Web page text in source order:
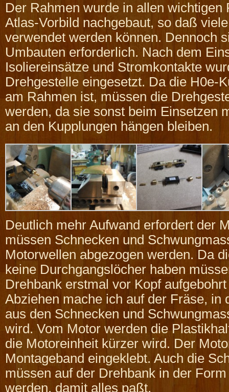
Der Rahmen wurde in allen wichtigen
Atlas-Vorbild nachgebaut, so daß
verwendet werden können. Dennoch
Umbauten erforderlich. Nach dem
Isoliereinsätze und Stromkontakte
Drehgestelle eingesetzt. Da die H0e-
am Rahmen ist, müssen die
werden, da sie sonst beim Einsetzen
an den Kupplungen hängen bleiben.
Deutlich mehr Aufwand erfordert der
müssen Schnecken und
Motorwellen abgezogen werden. Da
keine Durchgangslöcher haben
Drehbank erstmal vor Kopf
Abziehen mache ich auf der Fräse, in
aus den Schnecken und
wird. Vom Motor werden die
die Motoreinheit kürzer wird. Der
Montageband eingeklebt. Auch die
müssen auf der Drehbank in der
werden, damit alles paßt.